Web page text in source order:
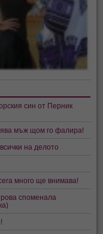
син от Перник
мъж щом го фалира!
на делото
много ще внимава!
споменала